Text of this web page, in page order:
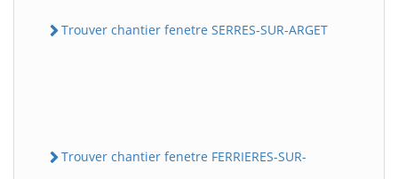
Trouver chantier fenetre SERRES-SUR-ARGET
Trouver chantier fenetre FERRIERES-SUR-